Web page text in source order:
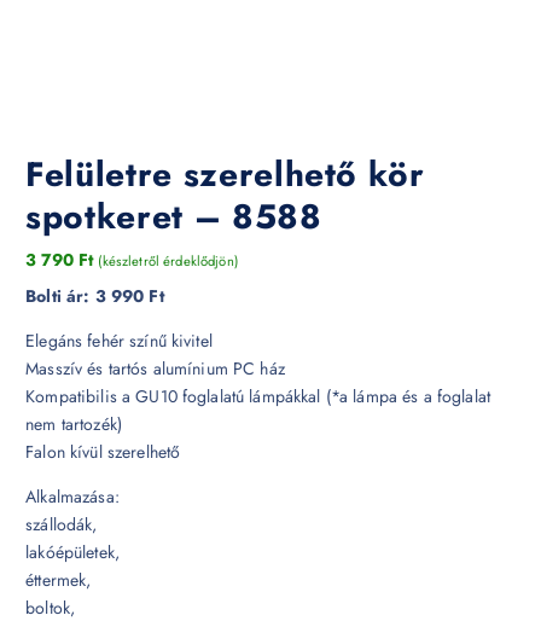
Felületre szerelhető kör
spotkeret – 8588
3 790 Ft (készletről érdeklődjön)
Bolti ár: 3 990 Ft
Elegáns fehér színű kivitel
Masszív és tartós alumínium PC ház
Kompatibilis a GU10 foglalatú lámpákkal (*a lámpa és a foglalat
nem tartozék)
Falon kívül szerelhető
Alkalmazása:
szállodák,
lakóépületek,
éttermek,
boltok,